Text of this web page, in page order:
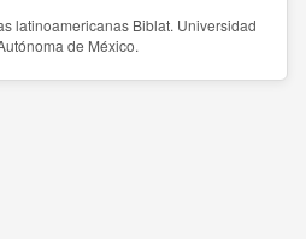
latinoamericanas Biblat. Universidad
de México.